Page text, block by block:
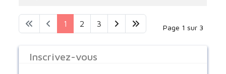
Page 1 sur 3
1 2 3
Inscrivez-vous